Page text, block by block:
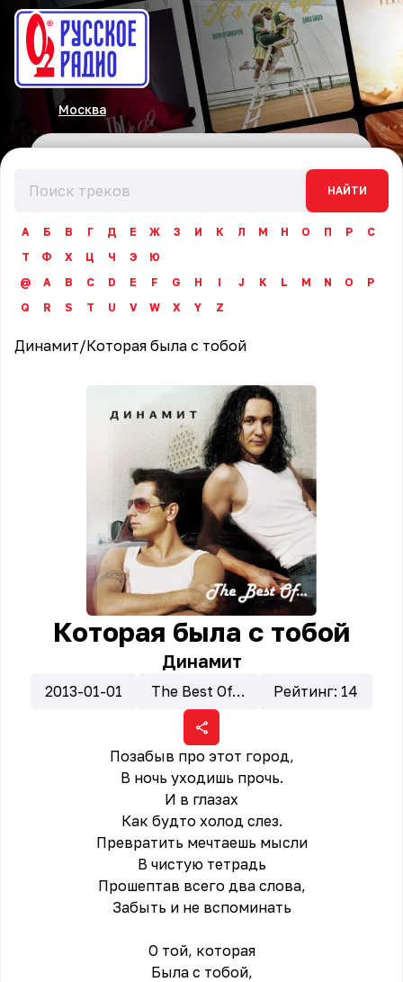
Москва
НАЙТИ
А Б В Г Д Е Ж З И К Л М Н О П Р
С
Т
Ф Х Ц Ч Э
Ю
@
A B C D E F G H I J K L M N O
P
Q
R S T U V W X Y Z
Динамит/Которая была с тобой
Которая была с тобой
Динамит
2013-01-01 The Best Of… Рейтинг: 14
Позабыв про этот город,
В ночь уходишь прочь.
И в глазах
Как будто холод слез.
Превратить мечтаешь мысли
В чистую тетрадь
Прошептав всего два слова,
Забыть и не вспоминать
О той, которая
Была с тобой,